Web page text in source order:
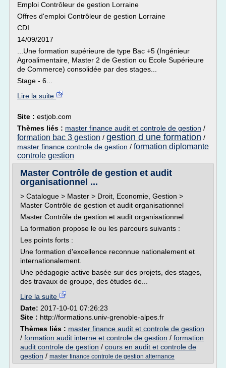
Emploi Contrôleur de gestion Lorraine
Offres d'emploi Contrôleur de gestion Lorraine
CDI
14/09/2017
...Une formation supérieure de type Bac +5 (Ingénieur
Agroalimentaire, Master 2 de Gestion ou Ecole Supérieure
de Commerce) consolidée par des stages...
Stage - 6...
Lire la suite
Site : estjob.com
Thèmes liés : master finance audit et controle de gestion /
formation bac 3 gestion / gestion d une formation /
master finance controle de gestion / formation diplomante
controle gestion
Master Contrôle de gestion et audit
organisationnel ...
> Catalogue > Master > Droit, Economie, Gestion >
Master Contrôle de gestion et audit organisationnel
Master Contrôle de gestion et audit organisationnel
La formation propose le ou les parcours suivants :
Les points forts :
Une formation d'excellence reconnue nationalement et
internationalement.
Une pédagogie active basée sur des projets, des stages,
des travaux de groupe, des études de...
Lire la suite
Date: 2017-10-01 07:26:23
Site : http://formations.univ-grenoble-alpes.fr
Thèmes liés : master finance audit et controle de gestion
/ formation audit interne et controle de gestion / formation
audit controle de gestion / cours en audit et controle de
gestion / master finance controle de gestion alternance